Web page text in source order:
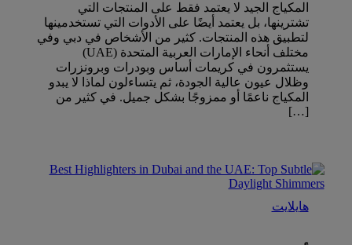
المكياج الجيد لا يعتمد فقط على المنتجات التي
تشترينها، بل يعتمد أيضًا على الأدوات التي تستخدمينها
لتطبيق هذه المنتجات. كثير من الأشخاص في دبي وفي
مختلف أنحاء الإمارات العربية المتحدة (UAE)
يستثمرون في كريمات أساس وبودرات وبرونزرات
وظلال عيون عالية الجودة، ثم يتساءلون لماذا لا يبدو
المكياج ناعمًا أو ممزوجًا بشكل جميل. في كثير من
[…]
هايلايت